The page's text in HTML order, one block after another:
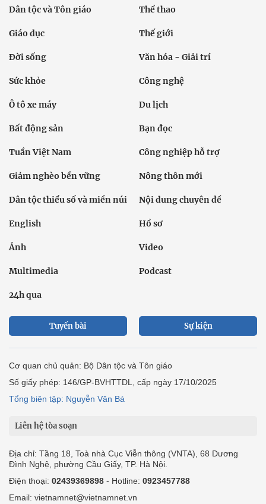
Dân tộc và Tôn giáo Thể thao
Giáo dục Thế giới
Đời sống Văn hóa - Giải trí
Sức khỏe Công nghệ
Ô tô xe máy Du lịch
Bất động sản Bạn đọc
Tuần Việt Nam Công nghiệp hỗ trợ
Giảm nghèo bền vững Nông thôn mới
Dân tộc thiểu số và miền núi Nội dung chuyên đề
English Hồ sơ
Ảnh Video
Multimedia Podcast
24h qua
Tuyến bài Sự kiện
Cơ quan chủ quản: Bộ Dân tộc và Tôn giáo
Số giấy phép: 146/GP-BVHTTDL, cấp ngày 17/10/2025
Tổng biên tập: Nguyễn Văn Bá
Liên hệ tòa soạn
Địa chỉ: Tầng 18, Toà nhà Cục Viễn thông (VNTA), 68 Dương
Đình Nghệ, phường Cầu Giấy, TP. Hà Nội.
Điện thoại: 02439369898 - Hotline: 0923457788
Email: vietnamnet@vietnamnet.vn